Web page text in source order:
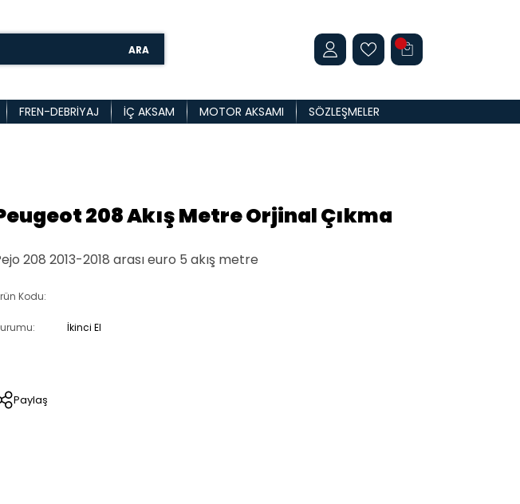
ARA
FREN-DEBRIYAJ İÇ AKSAM MOTOR AKSAMI SÖZLEŞMELER
208 Akış Metre Orjinal Çıkma
208 2013-2018 arası euro 5 akış metre
Kodu:
İkinci El
Paylaş